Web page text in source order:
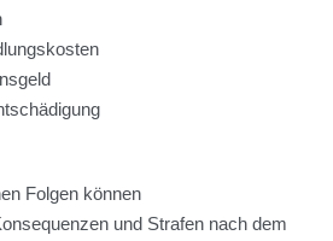
Folgen können
und Strafen nach dem